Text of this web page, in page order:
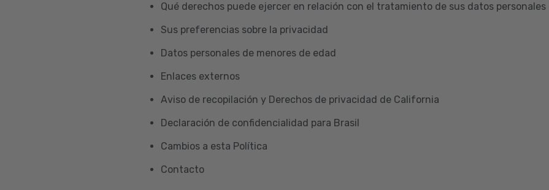
Qué derechos puede ejercer en relación con el tratamiento de sus datos personales
Sus preferencias sobre la privacidad
Datos personales de menores de edad
Enlaces externos
Aviso de recopilación y Derechos de privacidad de California
Declaración de confidencialidad para Brasil
Cambios a esta Política
Contacto